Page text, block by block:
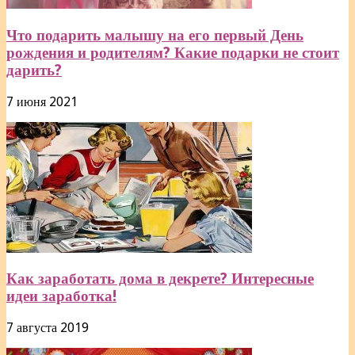
Что подарить малышу на его первый День
рождения и родителям? Какие подарки не стоит
дарить?
7 июня 2021
Как заработать дома в декрете? Интересные
идеи заработка!
7 августа 2019